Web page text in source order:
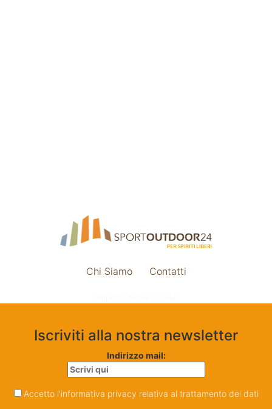
Chi Siamo Contatti
Iscriviti alla nostra newsletter
Indirizzo mail:
Accetto l'informativa privacy relativa al trattamento dei dati